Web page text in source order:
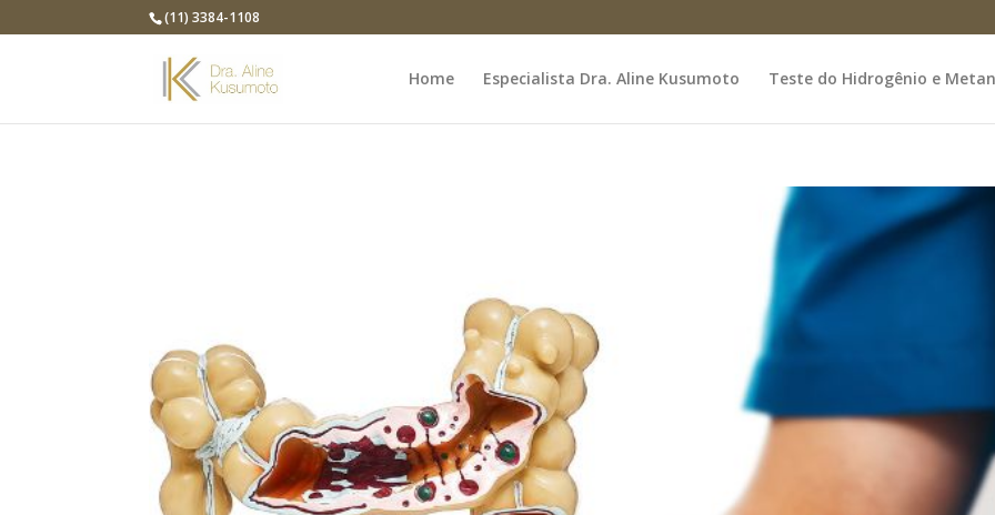
(11) 3384-1108
Home Especialista Dra. Aline Kusumoto Teste do Hidrogênio e